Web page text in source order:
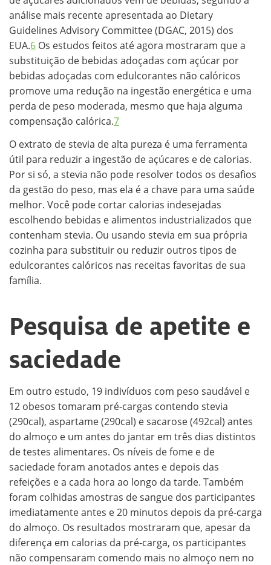
análise mais recente apresentada ao Dietary
Guidelines Advisory Committee (DGAC, 2015) dos
EUA.6 Os estudos feitos até agora mostraram que a
substituição de bebidas adoçadas com açúcar por
bebidas adoçadas com edulcorantes não calóricos
promove uma redução na ingestão energética e uma
perda de peso moderada, mesmo que haja alguma
compensação calórica.7
O extrato de stevia de alta pureza é uma ferramenta
útil para reduzir a ingestão de açúcares e de calorias.
Por si só, a stevia não pode resolver todos os desafios
da gestão do peso, mas ela é a chave para uma saúde
melhor. Você pode cortar calorias indesejadas
escolhendo bebidas e alimentos industrializados que
contenham stevia. Ou usando stevia em sua própria
cozinha para substituir ou reduzir outros tipos de
edulcorantes calóricos nas receitas favoritas de sua
família.
Pesquisa de apetite e
saciedade
Em outro estudo, 19 indivíduos com peso saudável e
12 obesos tomaram pré-cargas contendo stevia
(290cal), aspartame (290cal) e sacarose (492cal) antes
do almoço e um antes do jantar em três dias distintos
de testes alimentares. Os níveis de fome e de
saciedade foram anotados antes e depois das
refeições e a cada hora ao longo da tarde. Também
foram colhidas amostras de sangue dos participantes
imediatamente antes e 20 minutos depois da pré-carga
do almoço. Os resultados mostraram que, apesar da
diferença em calorias da pré-carga, os participantes
não compensaram comendo mais no almoço nem no